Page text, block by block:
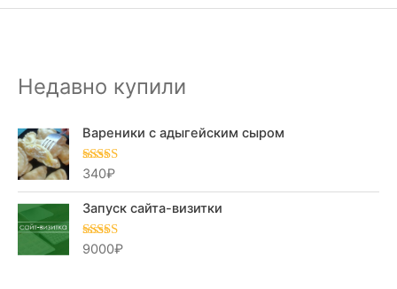
Недавно купили
Вареники с адыгейским сыром
Оценка
340₽
Запуск сайта-визитки
Оценка
9000₽